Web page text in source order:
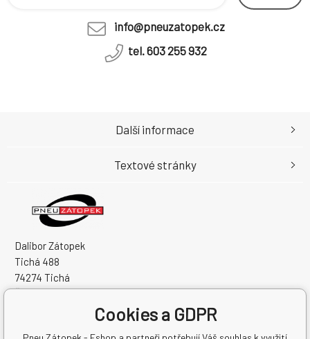
info@pneuzatopek.cz
tel. 603 255 932
Dalibor Zátopek
Tichá 488
74274 Tichá
Česká Republika
DIČ: CZ7504094994
Další informace
Textové stránky
Cookies a GDPR